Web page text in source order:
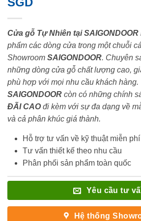
Cửa gỗ Tự Nhiên tại SAIGONDOOR
phẩm các dòng cửa trong một chuỗi
Showroom SAIGONDOOR. Chuyên
những dòng cửa gỗ chất lượng cao,
phù hợp với mọi nhu cầu khách hàng.
SAIGONDOOR còn có những chính
ĐÃI CAOđi kèm với sự đa dạng về
và cả phân khúc giá thành.
Hỗ trợ tư vấn về kỹ thuật miễn phí
Tư vấn thiết kế theo nhu cầu
Phân phối sản phẩm toàn quốc
Yêu cầu tư
Hệ thống